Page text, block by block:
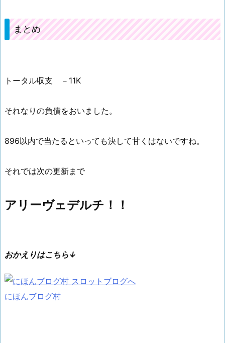
まとめ
トータル収支 －11K
それなりの負債をおいました。
896以内で当たるといっても決して甘くはないですね。
それでは次の更新まで
アリーヴェデルチ！！
おかえりはこちら↓
にほんブログ村